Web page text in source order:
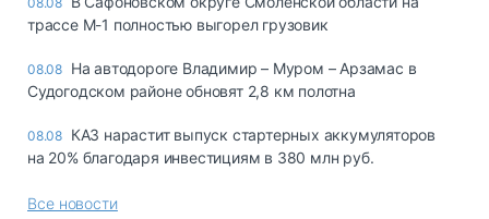
трассе М-1 полностью выгорел грузовик
08.08 На автодороге Владимир – Муром – Арзамас в
Судогодском районе обновят 2,8 км полотна
08.08 КАЗ нарастит выпуск стартерных аккумуляторов
на 20% благодаря инвестициям в 380 млн руб.
Все новости